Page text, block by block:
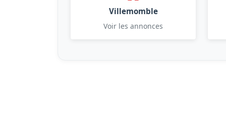
Villemomble
Voir les annonces